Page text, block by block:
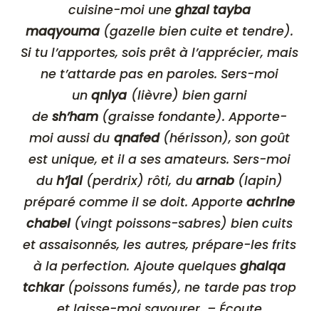
cuisine-moi une ghzal tayba
maqyouma(gazelle bien cuite et tendre).
Si tu l’apportes, sois prêt à l’apprécier, mais
ne t’attarde pas en paroles. Sers-moi
unqniya (lièvre) bien garni
de sh’ham(graisse fondante). Apporte-
moi aussi du qnafed(hérisson), son goût
est unique, et il a ses amateurs. Sers-moi
duh’jal(perdrix) rôti, du arnab(lapin)
préparé comme il se doit. Apporteachrine
chabel(vingt poissons-sabres) bien cuits
et assaisonnés, les autres, prépare-les frits
à la perfection. Ajoute quelques ghalqa
tchkar(poissons fumés), ne tarde pas trop